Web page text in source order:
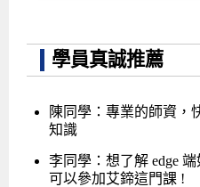
學員學習成效。唯有
轉，商轉靠硬體。也
的艾鍗學院才能帶給
號，即可開始上課。
懂的地方，都可以發
出問題，由講師或助
學員真誠推薦
陳同學：專業的師資，
知識
李同學：想了解 edge
可以參加艾鍗這門課 !